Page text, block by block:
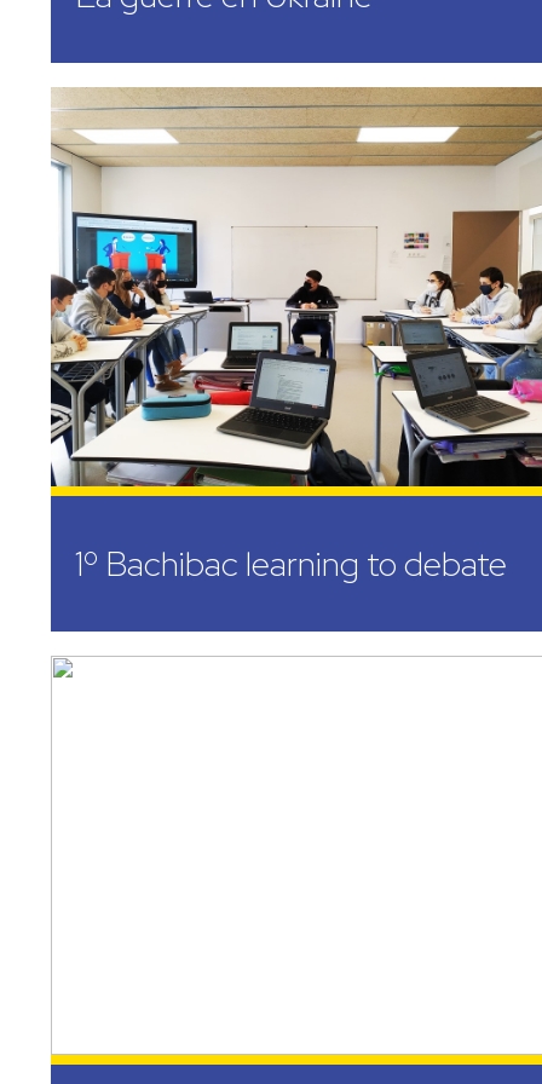
1º Bachibac learning to debate